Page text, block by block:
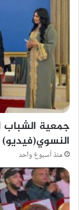
جمعية
النسوي(فيديو)
منذ أسبوع واحد